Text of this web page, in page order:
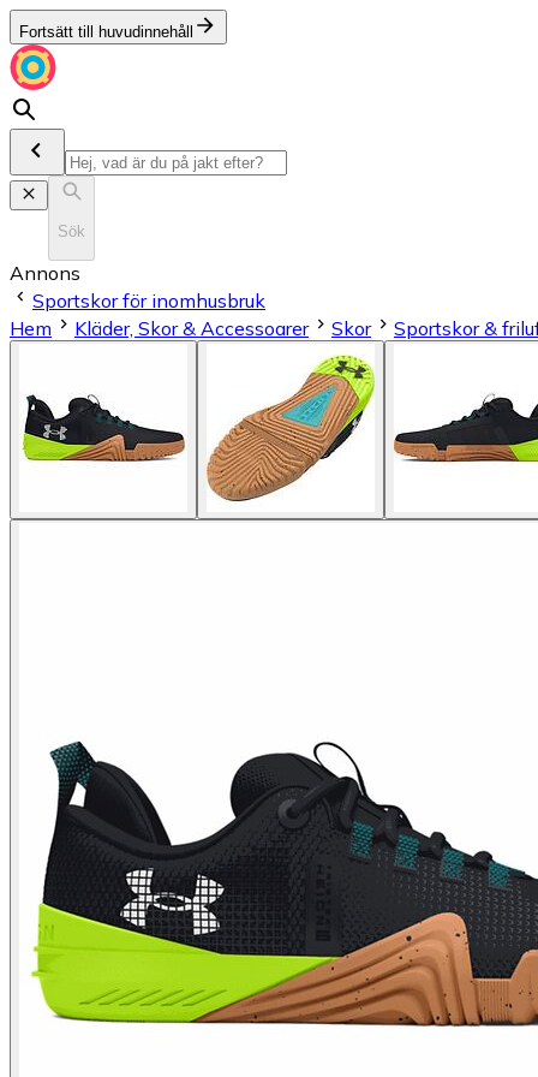
Fortsätt till huvudinnehåll
Sök
Annons
Sportskor för inomhusbruk
Hem
Kläder, Skor & Accessoarer Skor Sportskor &